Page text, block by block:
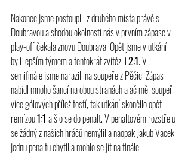
Nakonec jsme postoupili z druhého místa právě s
Doubravou a shodou okolností nás v prvním zápase v
play-off čekala znovu Doubrava. Opět jsme v utkání
byli lepším týmem a tentokrát zvítězili 2:1. V
semifinále jsme narazili na soupeře z Pěčic. Zápas
nabídl mnoho šancí na obou stranách a ač měl soupeř
více gólových příležitostí, tak utkání skončilo opět
remízou 1:1 a šlo se do penalt. V penaltovém rozstřelu
se žádný z našich hráčů nemýlil a naopak Jakub Vacek
jednu penaltu chytil a mohlo se jít na finále.